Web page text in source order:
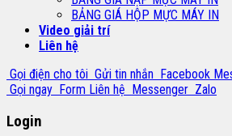
BẢNG GIÁ HỘP MỰC MÁY IN
Video giải trí
Liên hệ
Gọi điện cho tôi Gửi tin nhắn Facebook
Gọi ngay Form Liên hệ Messenger Zalo
Login